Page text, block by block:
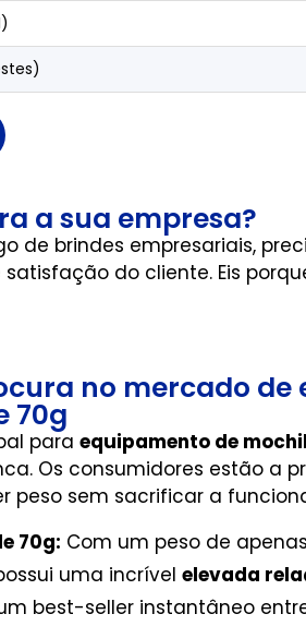
a sua empresa?
de brindes empresariais,
do cliente. Eis
no mercado
70g
para equipamento de
Os consumidores estão a
peso sem sacrificar a
70g: Com um peso de
uma incrível elevada
best-seller instantâneo